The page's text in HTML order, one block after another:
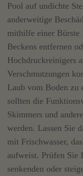
Pool auf undichte
anderweitige
mithilfe einer Bürste
Beckens entfernen
Hochdruckreinigers
Verschmutzungen
Laub vom Boden zu
sollten die
Skimmers und
werden. Lassen Sie
mit Frischwasser,
aufweist. Prüfen Sie
senkenden oder